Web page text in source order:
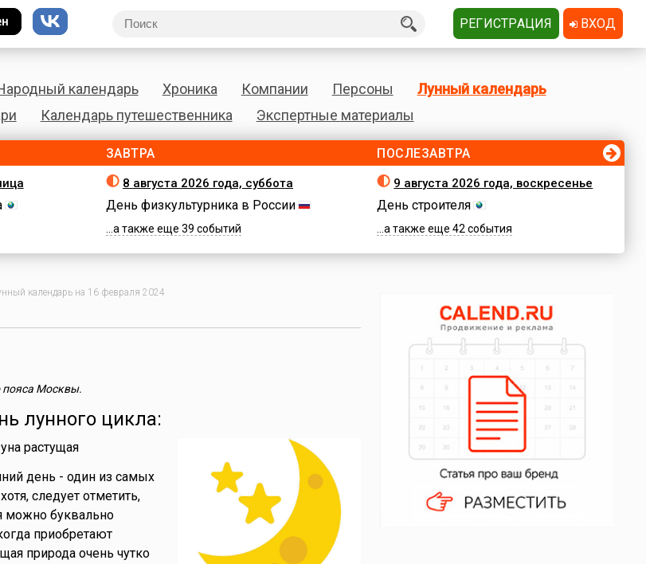
календарь Хроника Компании Персоны
Лунный календарь
Календарь путешественника Экспертные материалы
ЗАВТРА
8 августа 2026 года, суббота
День физкультурника в России
...а также еще 39 событий
ПОСЛЕЗАВТРА
9 августа 2026 года, воскресенье
День строителя
...а также еще 42 события
календарь на 16 февраля 2024
пояса Москвы.
лунного цикла:
растущая
день - один из самых
следует отметить,
можно буквально
приобретают
природа очень чутко
РЕГИСТРАЦИЯ ВХОД